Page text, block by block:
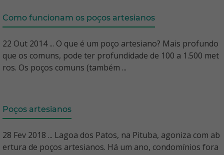
Como funcionam os poços artesianos
22 Out 2014 ... O que é um poço artesiano? Mais profundo
que os comuns, pode ter profundidade de 100 a 1.500 met
ros. Os poços comuns (também ...
Poços artesianos
28 Fev 2018 ... Lagoa dos Patos, na Pituba, agoniza com ab
ertura de poços artesianos. Há um ano, condomínios fora